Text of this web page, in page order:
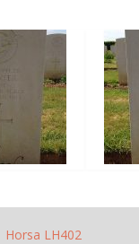
Horsa LH402